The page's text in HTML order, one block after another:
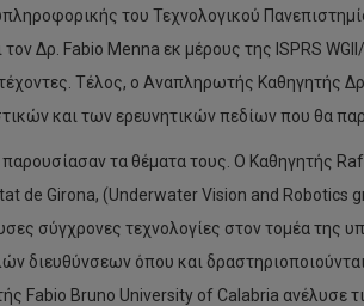
του Τεχνολογικού
Δρ. Fabio Menna εκ μέρους της ISPRS
Τέλος, ο Αναπληρωτής Καθηγητής
και των ερευνητικών πεδίων που θα
παρουσίασαν τα θέματα τους. Ο Καθηγητής
de Girona, (Underwater Vision and Robotics
σύγχρονες τεχνολογίες στον τομέα της
διευθύνσεων όπου και
Fabio Bruno University of Calabria ανέλυσε